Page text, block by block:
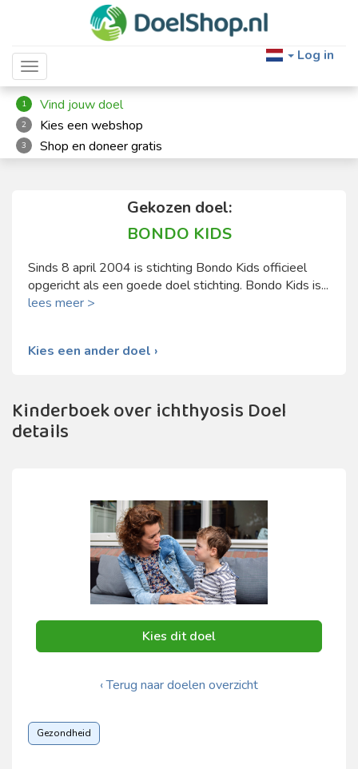
Toggle navigation
Log in
1 Vind jouw doel
2 Kies een webshop
3 Shop en doneer gratis
Gekozen doel:
BONDO KIDS
Sinds 8 april 2004 is stichting Bondo Kids officieel
opgericht als een goede doel stichting. Bondo Kids is...
lees meer >
Kies een ander doel ›
Kinderboek over ichthyosis Doel
details
Kies dit doel
‹ Terug naar doelen overzicht
Gezondheid